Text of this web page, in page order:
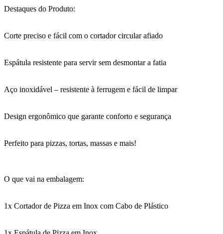
Destaques do Produto:
Corte preciso e fácil com o cortador circular afiado
Espátula resistente para servir sem desmontar a fatia
Aço inoxidável – resistente à ferrugem e fácil de limpar
Design ergonômico que garante conforto e segurança
Perfeito para pizzas, tortas, massas e mais!
O que vai na embalagem:
1x Cortador de Pizza em Inox com Cabo de Plástico